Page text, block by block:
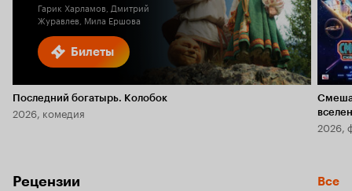
Билеты
Гарик Харламов, Дмитрий
Журавлев, Мила Ершова
Последний богатырь. Колобок
2026, комедия
2026,
Рецензии Все